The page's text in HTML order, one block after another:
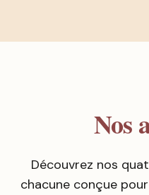
Nos
Découvrez nos
chacune conçue